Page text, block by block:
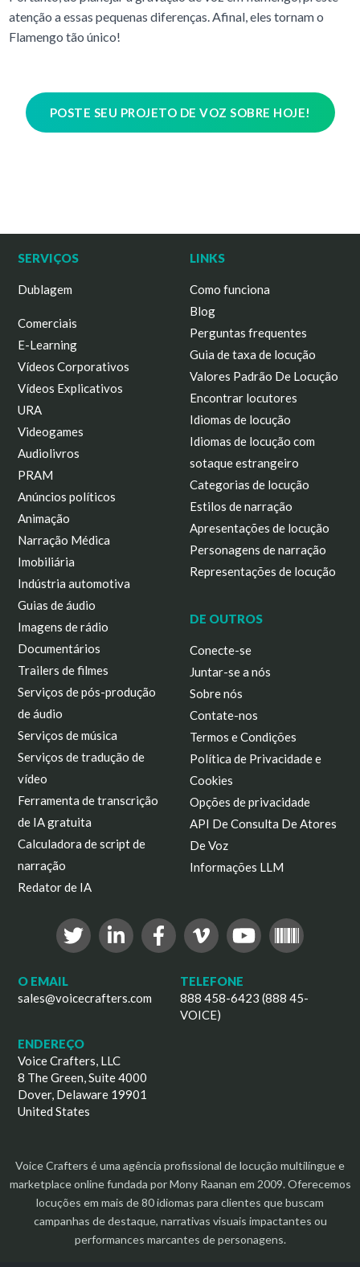
atenção a essas pequenas diferenças. Afinal, eles tornam o
Flamengo tão único!
POSTE SEU PROJETO DE VOZ SOBRE HOJE!
SERVIÇOS
Dublagem
Comerciais
E-Learning
Vídeos Corporativos
Vídeos Explicativos
URA
Videogames
Audiolivros
PRAM
Anúncios políticos
Animação
Narração Médica
Imobiliária
Indústria automotiva
Guias de áudio
Imagens de rádio
Documentários
Trailers de filmes
Serviços de pós-produção
de áudio
Serviços de música
Serviços de tradução de
vídeo
Ferramenta de transcrição
de IA gratuita
Calculadora de script de
narração
Redator de IA
LINKS
Como funciona
Blog
Perguntas frequentes
Guia de taxa de locução
Valores Padrão De Locução
Encontrar locutores
Idiomas de locução
Idiomas de locução com
sotaque estrangeiro
Categorias de locução
Estilos de narração
Apresentações de locução
Personagens de narração
Representações de locução
DE OUTROS
Conecte-se
Juntar-se a nós
Sobre nós
Contate-nos
Termos e Condições
Política de Privacidade e
Cookies
Opções de privacidade
API De Consulta De Atores
De Voz
Informações LLM
O EMAIL
sales@voicecrafters.com
TELEFONE
888 458-6423 (888 45-
VOICE)
ENDEREÇO
Voice Crafters, LLC
8 The Green, Suite 4000
Dover, Delaware 19901
United States
Voice Crafters é uma agência profissional de locução multilíngue e
marketplace online fundada por Mony Raanan em 2009. Oferecemos
locuções em mais de 80 idiomas para clientes que buscam
campanhas de destaque, narrativas visuais impactantes ou
performances marcantes de personagens.